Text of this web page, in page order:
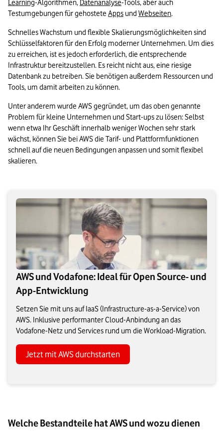
Learning-Algorithmen, Datenanalyse-Tools, aber auch
Testumgebungen für gehostete Apps und Webseiten.
Schnelles Wachstum und flexible Skalierungsmöglichkeiten sind
Schlüsselfaktoren für den Erfolg moderner Unternehmen. Um dies
zu erreichen, ist es jedoch erforderlich, die entsprechende
Infrastruktur bereitzustellen. Es reicht nicht aus, eine riesige
Datenbank zu betreiben. Sie benötigen außerdem Ressourcen und
Tools, um damit arbeiten zu können.
Unter anderem wurde AWS gegründet, um das oben genannte
Problem für kleine Unternehmen und Start-ups zu lösen: Selbst
wenn etwa Ihr Geschäft innerhalb weniger Wochen sehr stark
wächst, können Sie bei AWS die Tarif- und Plattformfunktionen
schnell auf die neuen Bedingungen anpassen und somit flexibel
skalieren.
AWS und Vodafone: Ideal für Open Source- und
App-Entwicklung
Setzen Sie mit uns auf IaaS (Infrastructure-as-a-Service) von
AWS. Inklusive performanter Cloud-Anbindung an das
Vodafone-Netz und Services rund um die Workload-Migration.
Jetzt mit AWS durchstarten
Welche Bestandteile hat AWS und wozu dienen